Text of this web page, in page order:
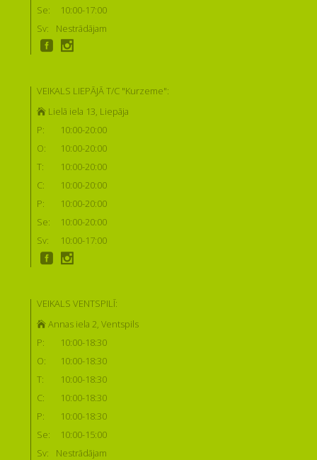
Se:
10:00-17:00
Sv:
Nestrādājam
VEIKALS LIEPĀJĀ T/C "Kurzeme":
Lielā iela 13, Liepāja
P:
10:00-20:00
O:
10:00-20:00
T:
10:00-20:00
C:
10:00-20:00
P:
10:00-20:00
Se:
10:00-20:00
Sv:
10:00-17:00
VEIKALS VENTSPILĪ:
Annas iela 2, Ventspils
P:
10:00-18:30
O:
10:00-18:30
T:
10:00-18:30
C:
10:00-18:30
P:
10:00-18:30
Se:
10:00-15:00
Sv:
Nestrādājam